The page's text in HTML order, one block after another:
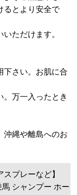
るとより安全で
ただけます。
下さい。お肌に合
。万一入ったとき
沖縄や離島へのお
プレーなど】
シャンプー ホー